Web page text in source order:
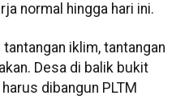
normal hingga hari ini.
iklim, tantangan
Desa di balik bukit
dibangun PLTM